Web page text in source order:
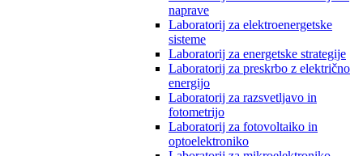
naprave
Laboratorij za elektroenergetske
sisteme
Laboratorij za energetske strategije
Laboratorij za preskrbo z električno
energijo
Laboratorij za razsvetljavo in
fotometrijo
Laboratorij za fotovoltaiko in
optoelektroniko